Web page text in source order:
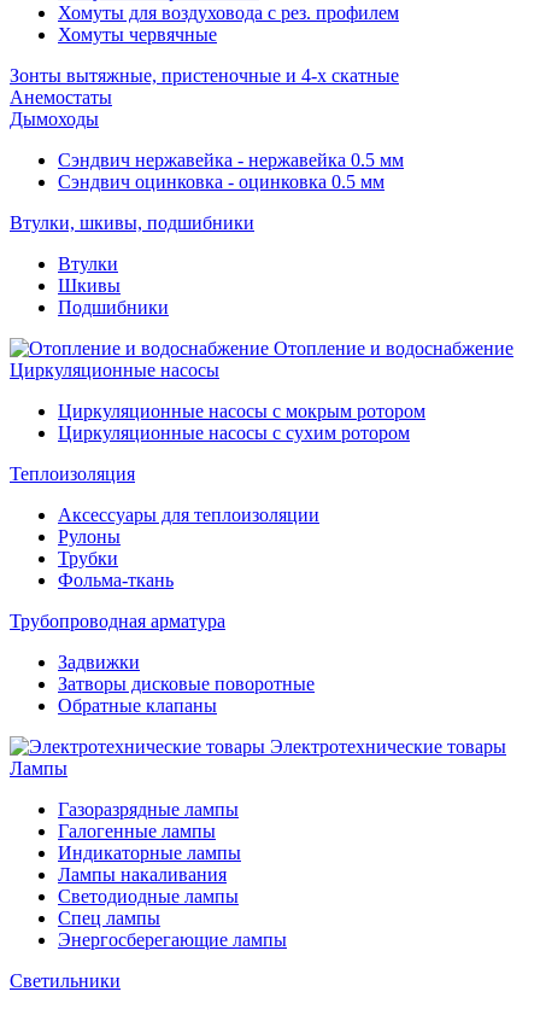
Хомуты для воздуховода с рез. профилем
Хомуты червячные
Зонты вытяжные, пристеночные и 4-х скатные
Анемостаты
Дымоходы
Сэндвич нержавейка - нержавейка 0.5 мм
Сэндвич оцинковка - оцинковка 0.5 мм
Втулки, шкивы, подшибники
Втулки
Шкивы
Подшибники
Отопление и водоснабжение
Циркуляционные насосы
Циркуляционные насосы с мокрым ротором
Циркуляционные насосы с сухим ротором
Теплоизоляция
Аксессуары для теплоизоляции
Рулоны
Трубки
Фольма-ткань
Трубопроводная арматура
Задвижки
Затворы дисковые поворотные
Обратные клапаны
Электротехнические товары
Лампы
Газоразрядные лампы
Галогенные лампы
Индикаторные лампы
Лампы накаливания
Светодиодные лампы
Спец лампы
Энергосберегающие лампы
Светильники